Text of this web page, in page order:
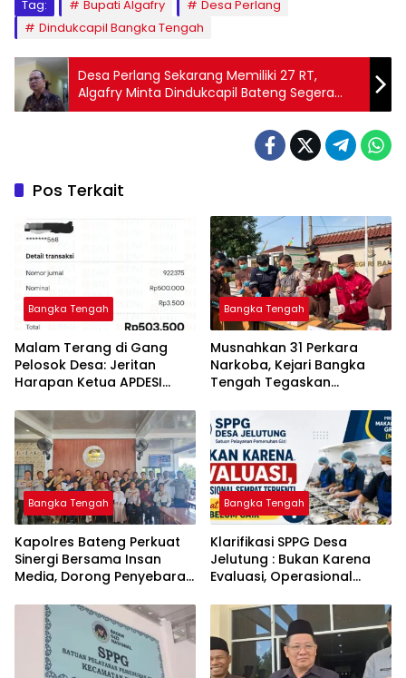
Tag: Bupati Algafry
Desa Perlang
Dindukcapil Bangka Tengah
Desa Perlang Sekarang Memiliki 27 RT,
Algafry Minta Dindukcapil Bateng Segera
Cetak KTP dan KK Warga
Pos Terkait
Bangka Tengah
Malam Terang di Gang
Pelosok Desa: Jeritan
Harapan Ketua APDESI
Babel
Bangka Tengah
Musnahkan 31 Perkara
Narkoba, Kejari Bangka
Tengah Tegaskan
Kejahatan Hingga Tuntas
Bangka Tengah
‎Kapolres Bateng Perkuat
Sinergi Bersama Insan
Media, Dorong Penyebaran
Layanan Polri 110
Bangka Tengah
‎Klarifikasi SPPG Desa
Jelutung : Bukan Karena
Evaluasi, Operasional
Dana Banper Belum Cair